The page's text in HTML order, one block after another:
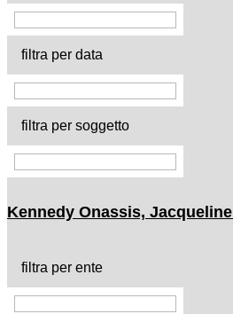
filtra per data
filtra per soggetto
Kennedy Onassis, Jacqueline
filtra per ente